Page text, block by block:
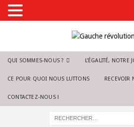
QUI SOMMES-NOUS ? L’ÉGALITÉ, NOTRE
CE POUR QUOI NOUS LUTTONS RECEVOIR
CONTACTEZ-NOUS !